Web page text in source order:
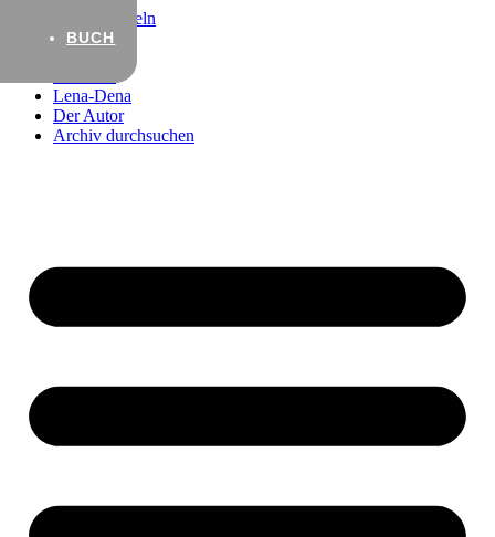
Zum Inhalt wechseln
Lena-Dena
Der Autor
Archiv durchsuchen
BUCH